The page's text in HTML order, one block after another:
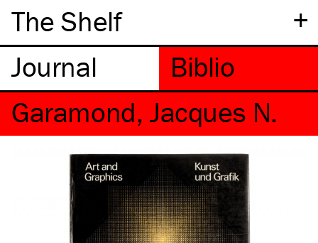
+
The Shelf
Garamond, Jacques N.